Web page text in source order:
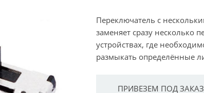
Переключатель с
заменяет сразу несколько
устройствах, где
размыкать определённые
ПРИВЕЗЕМ ПОД